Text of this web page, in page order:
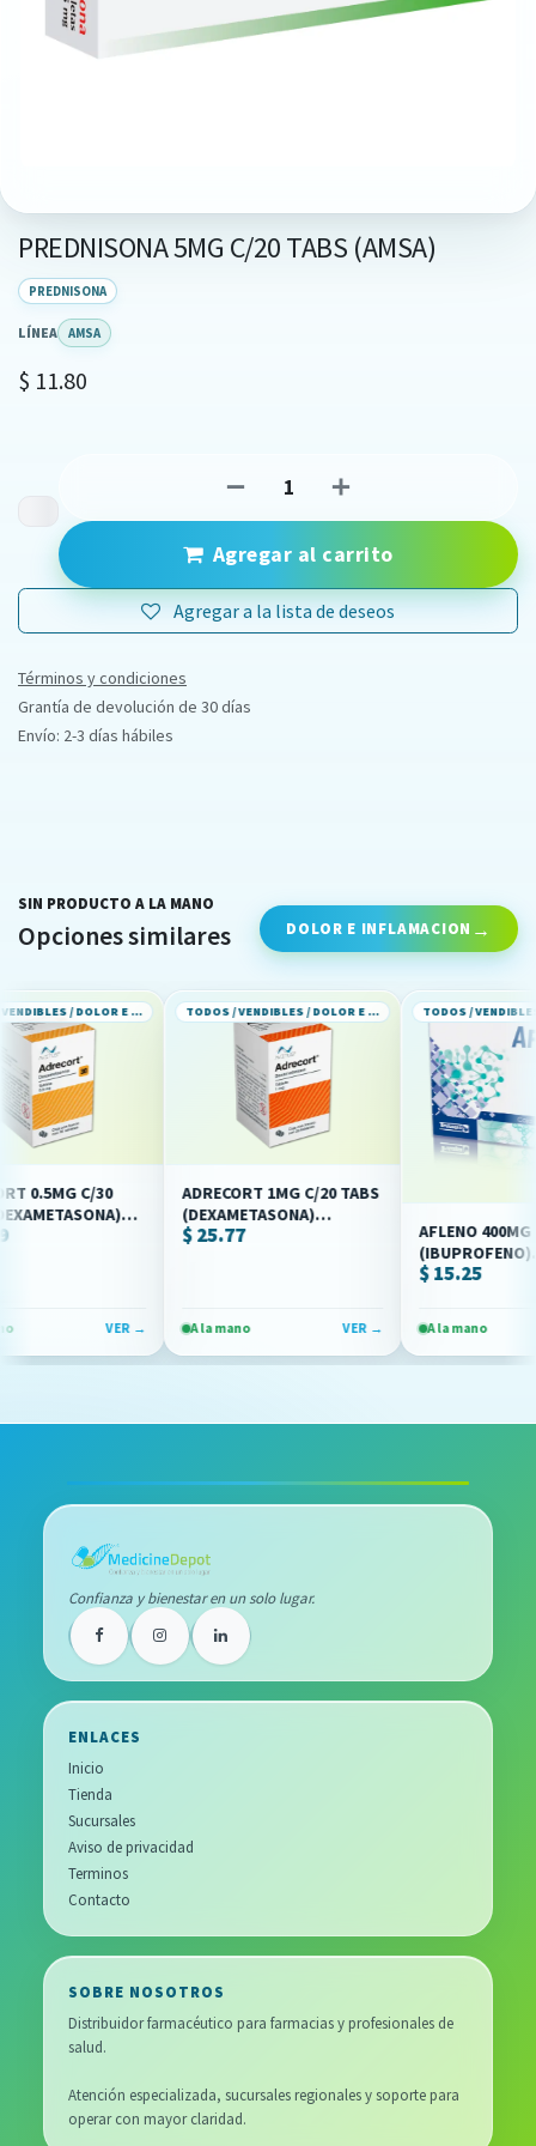
PREDNISONA 5MG C/20 TABS (AMSA)
PREDNISONA
LÍNEA AMSA
$ 11.80
Agregar al carrito
Agregar a la lista de deseos
Términos y condiciones
Grantía de devolución de 30 días
Envío: 2-3 días hábiles
SIN PRODUCTO A LA MANO
Opciones similares DOLOR E INFLAMACION
TODOS / VENDIBLES / DOLOR E INFLAMACION
C/30
VER →
TODOS / VENDIBLES / DOLOR E INFLAMACION
ADRECORT 1MG C/20 TABS
(DEXAMETASONA)
(ALLEN/AVITUS)
$ 25.77
A la mano VER →
AFLENO 400MG C/
(IBUPROFENO)
(BRULUAGSA)
$ 15.25
A la mano
Confianza y bienestar en un solo lugar.
ENLACES
Inicio
Tienda
Sucursales
Aviso de privacidad
Terminos
Contacto
SOBRE NOSOTROS
Distribuidor farmacéutico para farmacias y profesionales de
salud.
Atención especializada, sucursales regionales y soporte para
operar con mayor claridad.